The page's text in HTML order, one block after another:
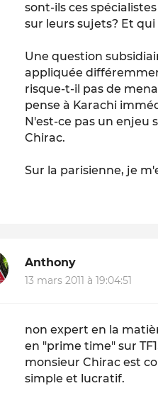
sont-ils ces
sur leurs sujets? Et
Une question
appliquée
risque-t-il pas de
pense à Karachi
N'est-ce pas un enjeu
Chirac.
Sur la parisienne, je
Anthony
13 mars 2011 à 19:04:51
non expert en la
en "prime time" sur
monsieur Chirac est
simple et lucratif.